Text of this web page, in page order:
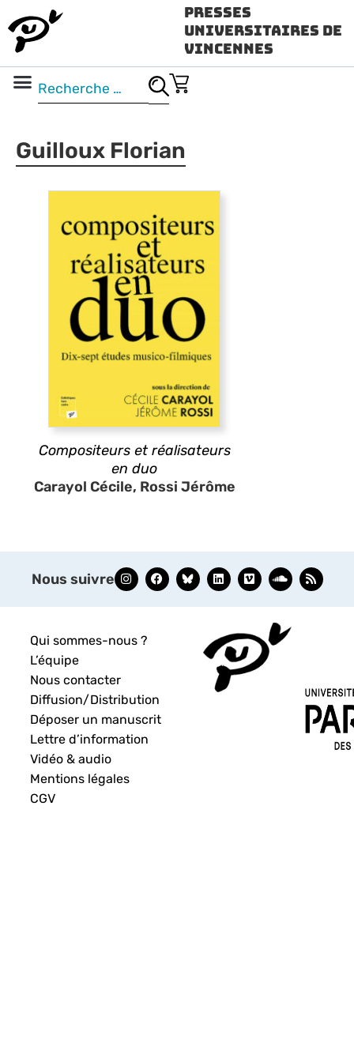
Presses
Universitaires de
Vincennes
Guilloux Florian
Compositeurs et réalisateurs
en duo
Carayol Cécile, Rossi Jérôme
Nous suivre
Qui sommes-nous ?
L’équipe
Nous contacter
Diffusion/Distribution
Déposer un manuscrit
Lettre d’information
Vidéo & audio
Mentions légales
CGV